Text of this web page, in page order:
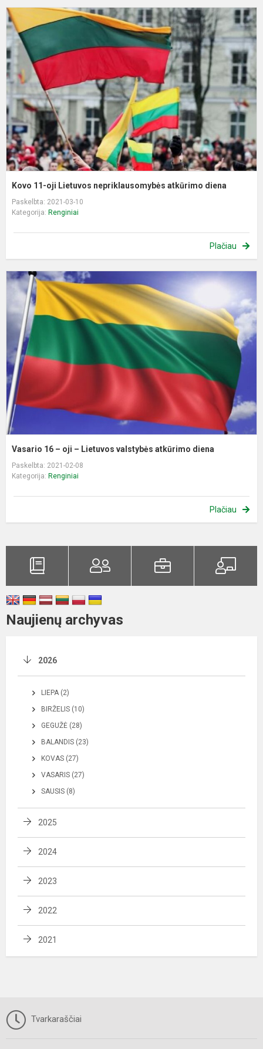
Kovo 11-oji Lietuvos nepriklausomybės atkūrimo diena
Paskelbta: 2021-03-10
Kategorija: Renginiai
Plačiau
Vasario 16 – oji – Lietuvos valstybės atkūrimo diena
Paskelbta: 2021-02-08
Kategorija: Renginiai
Plačiau
Naujienų archyvas
2026
LIEPA (2)
BIRŽELIS (10)
GEGUŽĖ (28)
BALANDIS (23)
KOVAS (27)
VASARIS (27)
SAUSIS (8)
2025
2024
2023
2022
2021
Tvarkaraščiai